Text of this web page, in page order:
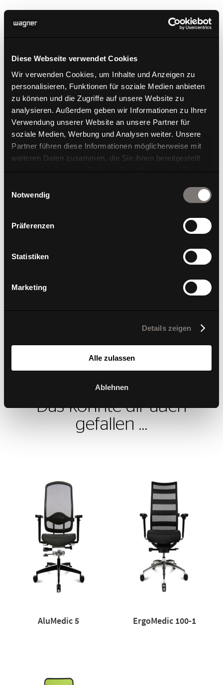
Diese Webseite verwendet Cookies
Wir verwenden Cookies, um Inhalte und Anzeigen zu
personalisieren, Funktionen für soziale Medien anbieten
zu können und die Zugriffe auf unsere Website zu
analysieren. Außerdem geben wir Informationen zu Ihrer
Verwendung unserer Website an unsere Partner für
soziale Medien, Werbung und Analysen weiter. Unsere
Partner führen diese Informationen möglicherweise mit
weiteren Daten zusammen, die Sie ihnen bereitgestellt
haben oder die sie im Rahmen Ihrer Nutzung der Dienste
Notwendig
Präferenzen
Statistiken
Marketing
Details zeigen
Alle zulassen
Ablehnen
Die dreidimensionale Bewegung des Stuhloberteils
wird durch die Beweglichkeit des Öffnungswinkels
von Sitz und Lehne ergänzt und bringt sie in die 4.
Dimension. Eine revolutionäre Mechanik, die
Das könnte dir auch
gefallen …
AluMedic 5 ErgoMedic 100-1